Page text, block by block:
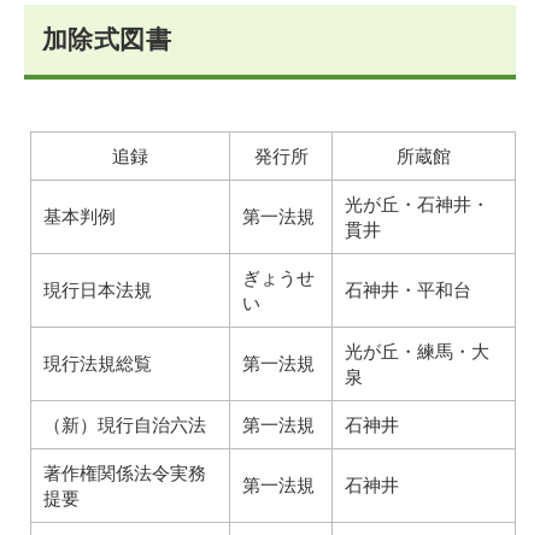
加除式図書
追録 発行所 所蔵館
基本判例 第一法規
光が丘・石神井・
貫井
現行日本法規
ぎょうせ
い
石神井・平和台
現行法規総覧 第一法規
光が丘・練馬・大
泉
（新）現行自治六法 第一法規 石神井
著作権関係法令実務
提要
第一法規 石神井